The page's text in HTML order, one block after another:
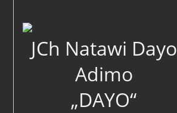
JCh Natawi Dayo
Adimo
„DAYO“